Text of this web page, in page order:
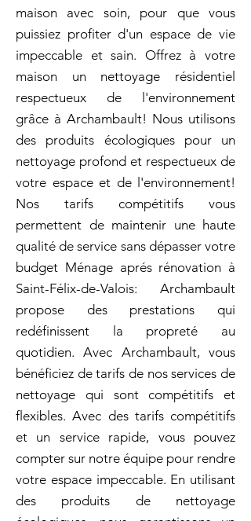
maison avec soin, pour que vous
puissiez profiter d'un espace de vie
impeccable et sain. Offrez à votre
maison un nettoyage résidentiel
respectueux de l'environnement
grâce à Archambault! Nous utilisons
des produits écologiques pour un
nettoyage profond et respectueux de
votre espace et de l'environnement!
Nos tarifs compétitifs vous
permettent de maintenir une haute
qualité de service sans dépasser votre
budget Ménage aprés rénovation à
Saint-Félix-de-Valois: Archambault
propose des prestations qui
redéfinissent la propreté au
quotidien. Avec Archambault, vous
bénéficiez de tarifs de nos services de
nettoyage qui sont compétitifs et
flexibles. Avec des tarifs compétitifs
et un service rapide, vous pouvez
compter sur notre équipe pour rendre
votre espace impeccable. En utilisant
des produits de nettoyage